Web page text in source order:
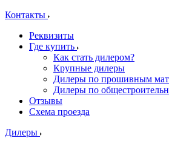
Контакты
Реквизиты
Где купить
Как стать дилером?
Крупные дилеры
Дилеры по прошивным
Дилеры по
Отзывы
Схема проезда
Дилеры